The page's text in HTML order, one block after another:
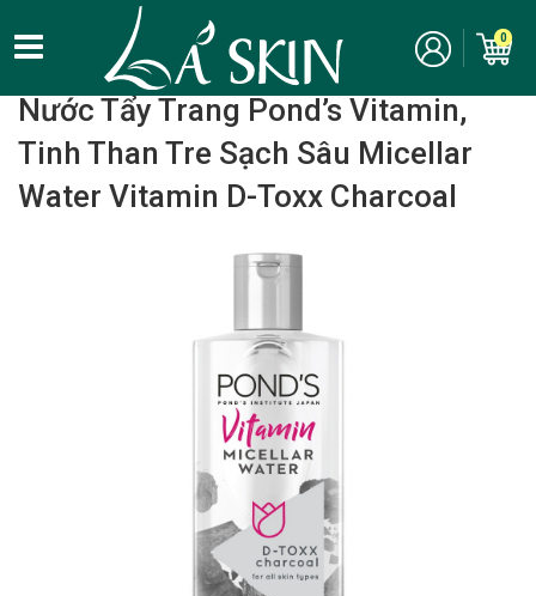
0
Home Chăm Sóc Da Mặt - Skincare/ Tẩy trang
Nước Tẩy Trang Pond’s Vitamin,
Tinh Than Tre Sạch Sâu Micellar
Water Vitamin D-Toxx Charcoal